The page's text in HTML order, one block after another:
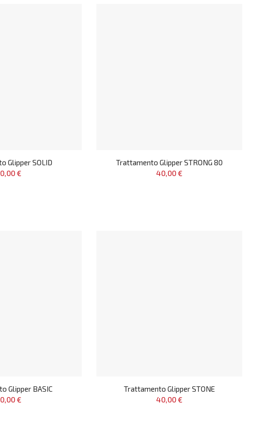
Glipper SOLID
€
Trattamento Glipper STRONG 80
40,00 €
Glipper BASIC
€
Trattamento Glipper STONE
40,00 €